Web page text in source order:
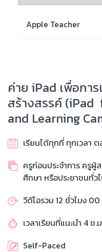
Apple Teacher
ค่าย iPad เพื่อกา
สร้างสรรค์ (iPad
and Learning
เรียนได้ทุกที่ ทุกเวลา
ครูก่อนประจำการ ครูผู้
ศึกษา หรือประชาชนทั่ว
วีดีโอรวม 12 ชั่วโมง
เวลาเรียนที่แนะนำ 4 ช
Self-Paced